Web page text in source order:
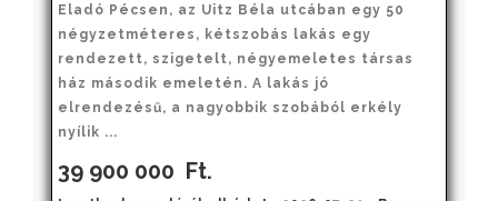
Eladó Pécsen, az Uitz Béla utcában egy 50
négyzetméteres, kétszobás lakás egy
rendezett, szigetelt, négyemeletes társas
ház második emeletén. A lakás jó
elrendezésű, a nagyobbik szobából erkély
nyílik ...
39 900 000 Ft.